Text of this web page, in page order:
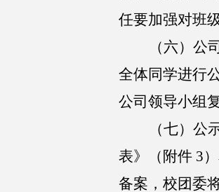
任要加强对班
（六） 公
全体同学进行
公司领导小组
（七） 公
表》（附件 3
备案，校团委